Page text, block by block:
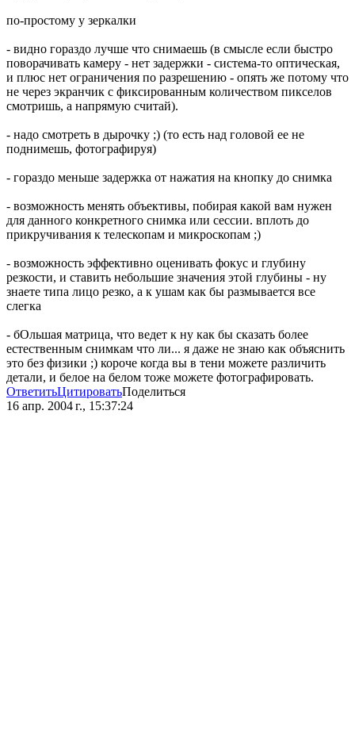
по-простому у зеркалки
- видно гораздо лучше что снимаешь (в смысле если быстро
поворачивать камеру - нет задержки - система-то оптическая,
и плюс нет ограничения по разрешению - опять же потому что
не через экранчик с фиксированным количеством пикселов
смотришь, а напрямую считай).
- надо смотреть в дырочку ;) (то есть над головой ее не
поднимешь, фотографируя)
- гораздо меньше задержка от нажатия на кнопку до снимка
- возможность менять объективы, побирая какой вам нужен
для данного конкретного снимка или сессии. вплоть до
прикручивания к телескопам и микроскопам ;)
- возможность эффективно оценивать фокус и глубину
резкости, и ставить небольшие значения этой глубины - ну
знаете типа лицо резко, а к ушам как бы размывается все
слегка
- бОльшая матрица, что ведет к ну как бы сказать более
естественным снимкам что ли... я даже не знаю как объяснить
это без физики ;) короче когда вы в тени можете различить
детали, и белое на белом тоже можете фотографировать.
ОтветитьЦитироватьПоделиться
16 апр. 2004 г., 15:37:24